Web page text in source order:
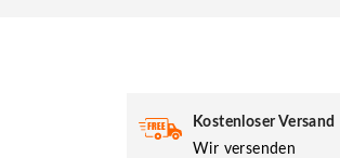
Kostenloser Versand
Wir versenden